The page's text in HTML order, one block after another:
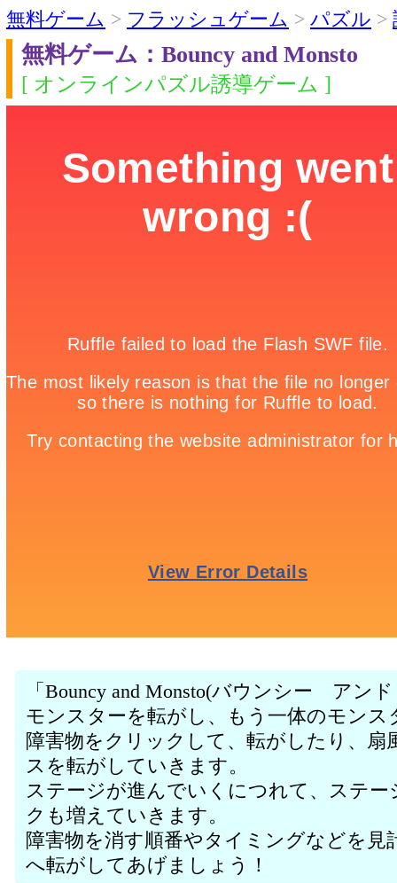
無料ゲーム > フラッシュゲーム > パズル >
無料ゲーム：Bouncy and Monsto
[ オンラインパズル誘導ゲーム ]
「Bouncy and Monsto(バウンシー アン
モンスターを転がし、もう一体のモン
障害物をクリックして、転がしたり、扇
スを転がしていきます。
ステージが進んでいくにつれて、ステ
クも増えていきます。
障害物を消す順番やタイミングなどを
へ転がしてあげましょう！